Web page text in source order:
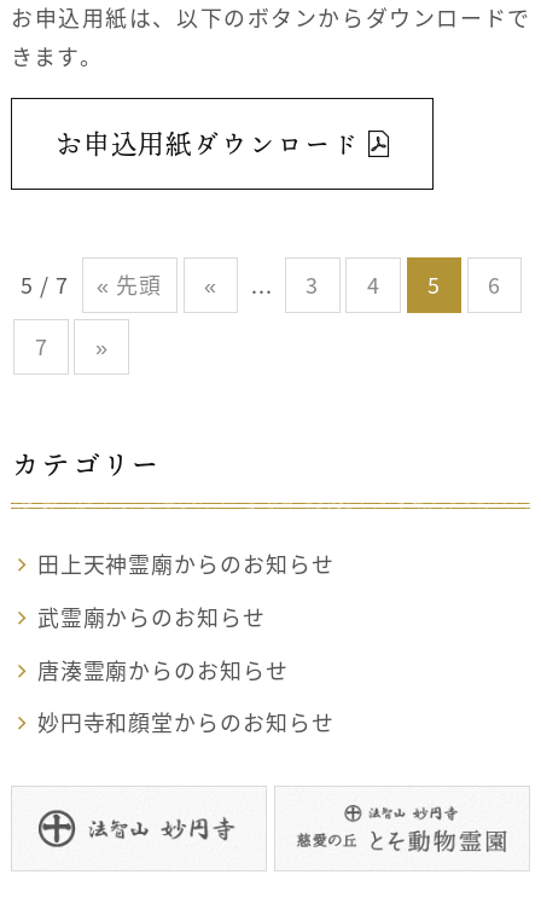
お申込用紙は、以下のボタンからダウンロードで
きます。
お申込用紙ダウンロード
5 / 7 « 先頭 « ... 3 4 5
6
7
»
カテゴリー
田上天神霊廟からのお知らせ
武霊廟からのお知らせ
唐湊霊廟からのお知らせ
妙円寺和顔堂からのお知らせ